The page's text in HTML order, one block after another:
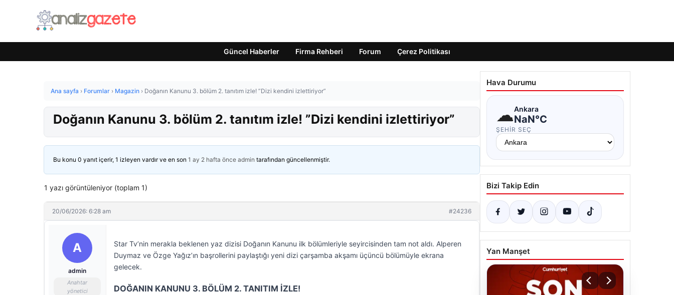
Güncel Haberler Firma Rehberi Forum Çerez Politikası
Ana sayfa › Forumlar › Magazin › Doğanın Kanunu 3. bölüm 2. tanıtım izle! ”Dizi kendini izlettiriyor”
Doğanın Kanunu 3. bölüm 2. tanıtım izle! ”Dizi kendini izlettiriyor”
Bu konu 0 yanıt içerir, 1 izleyen vardır ve en son 1 ay 2 hafta önce admin tarafından güncellenmiştir.
1 yazı görüntüleniyor (toplam 1)
20/06/2026: 6:28 am #24236
A
admin
Anahtar
yönetici
Star Tv’nin merakla beklenen yaz dizisi Doğanın Kanunu ilk bölümleriyle seyircisinden tam not aldı. Alperen
Duymaz ve Özge Yağız’ın başrollerini paylaştığı yeni dizi çarşamba akşamı üçüncü bölümüyle ekrana
gelecek.
DOĞANIN KANUNU 3. BÖLÜM 2. TANITIM İZLE!
Hava Durumu
☁Ankara
NaN°C
ŞEHIR SEÇ
Bizi Takip Edin
Yan Manşet